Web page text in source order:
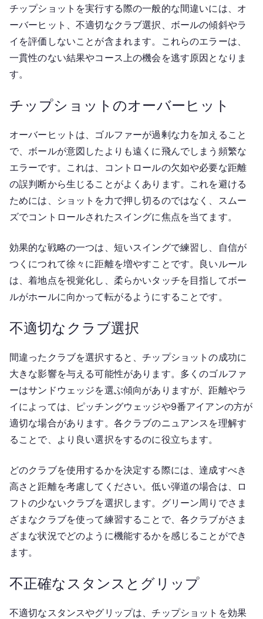
チップショットを実行する際の一般的な間違いには、オ
ーバーヒット、不適切なクラブ選択、ボールの傾斜やラ
イを評価しないことが含まれます。これらのエラーは、
一貫性のない結果やコース上の機会を逃す原因となりま
す。
チップショットのオーバーヒット
オーバーヒットは、ゴルファーが過剰な力を加えること
で、ボールが意図したよりも遠くに飛んでしまう頻繁な
エラーです。これは、コントロールの欠如や必要な距離
の誤判断から生じることがよくあります。これを避ける
ためには、ショットを力で押し切るのではなく、スムー
ズでコントロールされたスイングに焦点を当てます。
効果的な戦略の一つは、短いスイングで練習し、自信が
つくにつれて徐々に距離を増やすことです。良いルール
は、着地点を視覚化し、柔らかいタッチを目指してボー
ルがホールに向かって転がるようにすることです。
不適切なクラブ選択
間違ったクラブを選択すると、チップショットの成功に
大きな影響を与える可能性があります。多くのゴルファ
ーはサンドウェッジを選ぶ傾向がありますが、距離やラ
イによっては、ピッチングウェッジや9番アイアンの方が
適切な場合があります。各クラブのニュアンスを理解す
ることで、より良い選択をするのに役立ちます。
どのクラブを使用するかを決定する際には、達成すべき
高さと距離を考慮してください。低い弾道の場合は、ロ
フトの少ないクラブを選択します。グリーン周りでさま
ざまなクラブを使って練習することで、各クラブがさま
ざまな状況でどのように機能するかを感じることができ
ます。
不正確なスタンスとグリップ
不適切なスタンスやグリップは、チップショットを効果